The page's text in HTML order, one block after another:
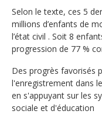
Selon le texte, ces 5
millions d’enfants de
l’état civil . Soit 8
progression de 77 %
Des progrès favorisés
l'enregistrement dans
en s'appuyant sur les
sociale et d'éducation